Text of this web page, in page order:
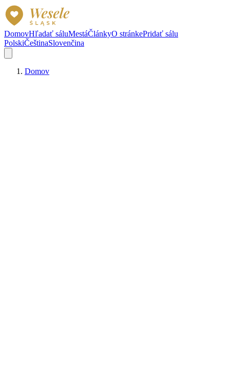
DomovHľadať sáluMestáČlánkyO stránkePridať sálu
PolskiČeštinaSlovenčina
Domov